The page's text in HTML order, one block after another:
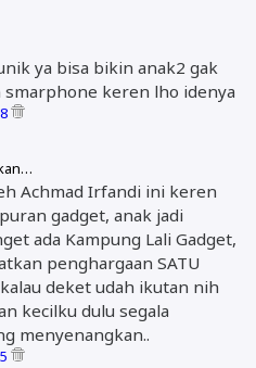
ya bisa bikin anak2 gak
keren lho idenya
Achmad Irfandi ini keren
gadget, anak jadi
ada Kampung Lali Gadget,
penghargaan SATU
deket udah ikutan nih
kecilku dulu segala
menyenangkan..